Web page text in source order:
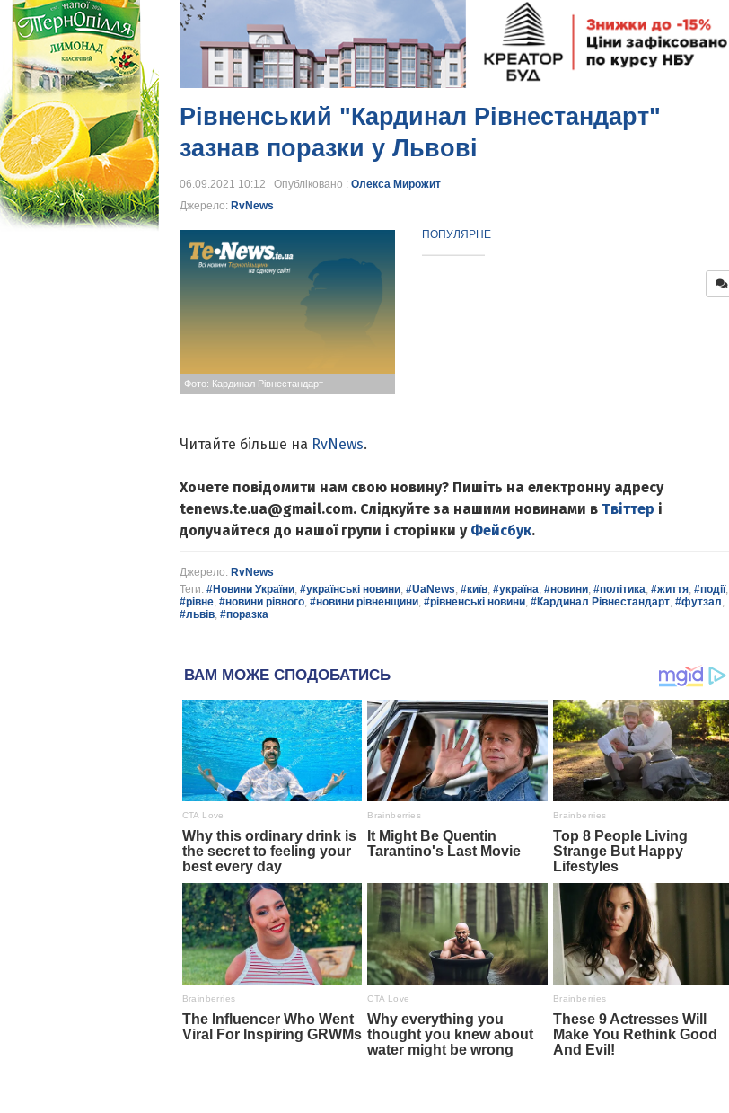
Рівненський "Кардинал Рівнестандарт"
зазнав поразки у Львові
06.09.2021 10:12 Опубліковано : Олекса Мирожит
Джерело: RvNews
Фото: Кардинал Рівнестандарт
ПОПУЛЯРНЕ
Читайте більше на RvNews.
Хочете повідомити нам свою новину? Пишіть на електронну адресу
tenews.te.ua@gmail.com. Слідкуйте за нашими новинами в Твіттер і
долучайтеся до нашої групи і сторінки у Фейсбук.
Джерело: RvNews
Теги: #Новини України, #українські новини, #UaNews, #київ, #україна, #новини, #політика, #життя, #події,
#рівне, #новини рівного, #новини рівненщини, #рівненські новини, #Кардинал Рівнестандарт, #футзал,
#львів, #поразка